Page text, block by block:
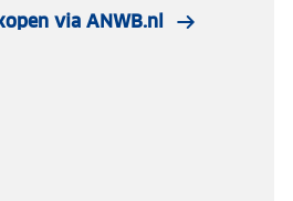
via ANWB.nl